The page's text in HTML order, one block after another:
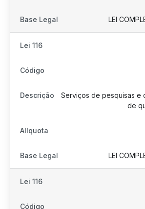
LEI
Serviços de pesquisas e
de
LEI